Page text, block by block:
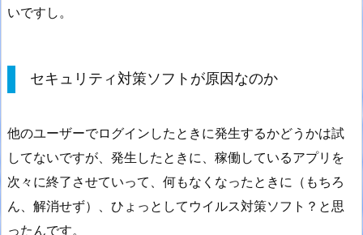
いですし。
セキュリティ対策ソフトが原因なのか
他のユーザーでログインしたときに発生するかどうかは試
してないですが、発生したときに、稼働しているアプリを
次々に終了させていって、何もなくなったときに（もちろ
ん、解消せず）、ひょっとしてウイルス対策ソフト？と思
ったんです。